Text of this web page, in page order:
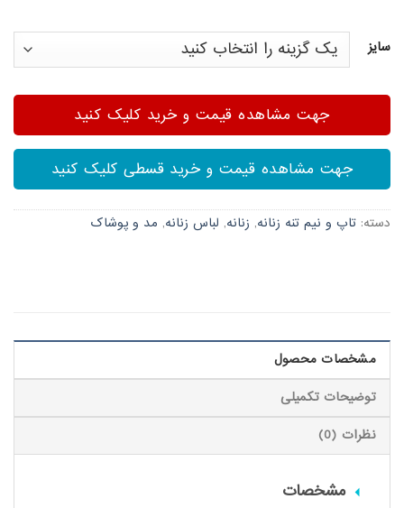
سایز
جهت مشاهده قیمت و خرید کلیک کنید
جهت مشاهده قیمت و خرید قسطی کلیک کنید
دسته: تاپ و نیم تنه زنانه, زنانه, لباس زنانه, مد و پوشاک
مشخصات محصول
توضیحات تکمیلی
نظرات (0)
مشخصات